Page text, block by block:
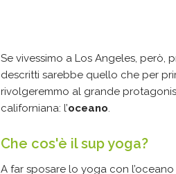
Se vivessimo a Los Angeles,
descritti sarebbe quello che per
rivolgeremmo al grande
californiana: l’oceano.
Che cos'è il sup yoga?
A far sposare lo yoga con